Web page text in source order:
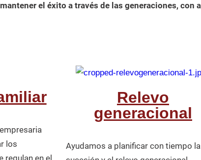
el éxito a través de las generaciones, con
los
en el
Relevo
generacional
Ayudamos a planificar con tiempo la